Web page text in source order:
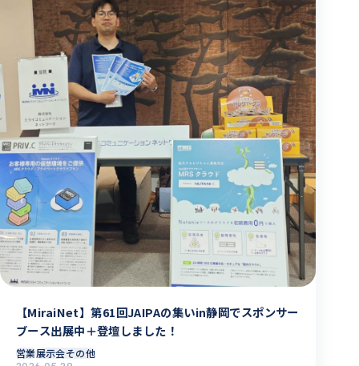
【MiraiNet】第61回JAIPAの集いin静岡でスポンサー
ブース出展中＋登壇しました！
営業展示会その他